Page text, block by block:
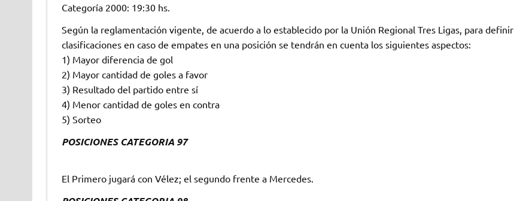
Categoría 2000: 19:30 hs.
Según la reglamentación vigente, de acuerdo a lo establecido por la Unión Regional Tres Ligas, para definir
clasificaciones en caso de empates en una posición se tendrán en cuenta los siguientes aspectos:
1) Mayor diferencia de gol
2) Mayor cantidad de goles a favor
3) Resultado del partido entre sí
4) Menor cantidad de goles en contra
5) Sorteo
POSICIONES CATEGORIA 97
El Primero jugará con Vélez; el segundo frente a Mercedes.